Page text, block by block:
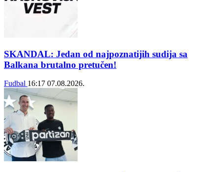
SKANDAL: Jedan od najpoznatijih sudija sa
Balkana brutalno pretučen!
Fudbal 16:17 07.08.2026.